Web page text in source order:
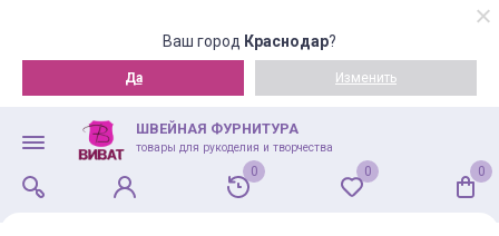
Ваш город Краснодар?
Да Изменить
ШВЕЙНАЯ ФУРНИТУРА
товары для рукоделия и творчества
0 0 0